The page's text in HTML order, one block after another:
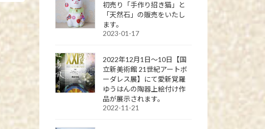
初売り「手作り招き猫」と
「天然石」の販売をいたし
ます。
2023-01-17
2022年12月1日～10日【国
立新美術館 21世紀アートボ
ーダレス展】にて愛新覚羅
ゆうはんの陶器上絵付け作
品が展示されます。
2022-11-21